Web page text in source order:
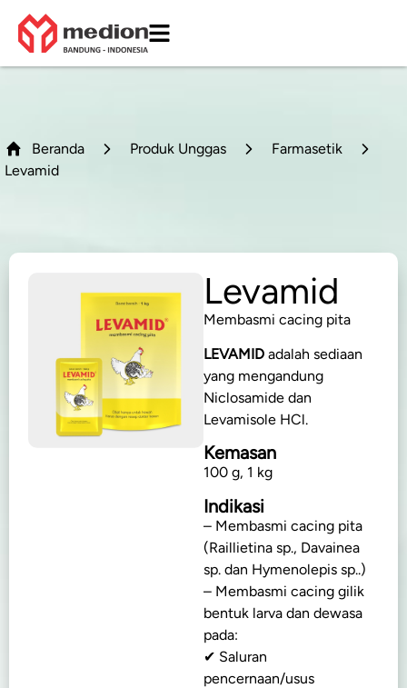
Beranda Produk Unggas
Farmasetik
Levamid
Levamid
Membasmi cacing pita
LEVAMID adalah sediaan
yang mengandung
Niclosamide dan
Levamisole HCl.
Kemasan
100 g, 1 kg
Indikasi
– Membasmi cacing pita
(Raillietina sp., Davainea
sp. dan Hymenolepis sp..)
– Membasmi cacing gilik
bentuk larva dan dewasa
pada:
✔ Saluran
pencernaan/usus